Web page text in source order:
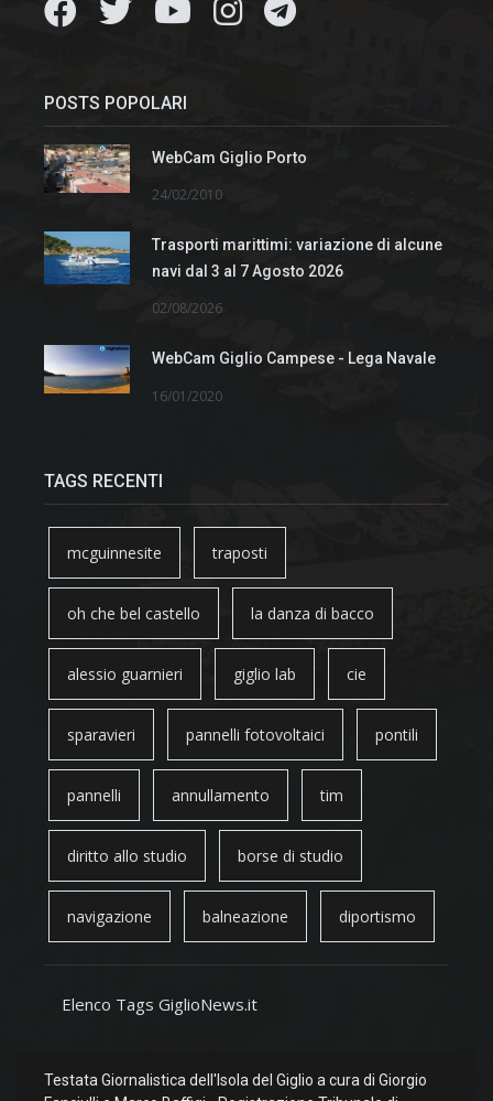
POSTS POPOLARI
WebCam Giglio Porto
24/02/2010
Trasporti marittimi: variazione di alcune
navi dal 3 al 7 Agosto 2026
02/08/2026
WebCam Giglio Campese - Lega Navale
16/01/2020
TAGS RECENTI
mcguinnesite traposti
oh che bel castello la danza di bacco
alessio guarnieri giglio lab cie
sparavieri pannelli fotovoltaici pontili
pannelli annullamento tim
diritto allo studio borse di studio
navigazione balneazione diportismo
Elenco Tags GiglioNews.it
Testata Giornalistica dell'Isola del Giglio a cura di Giorgio